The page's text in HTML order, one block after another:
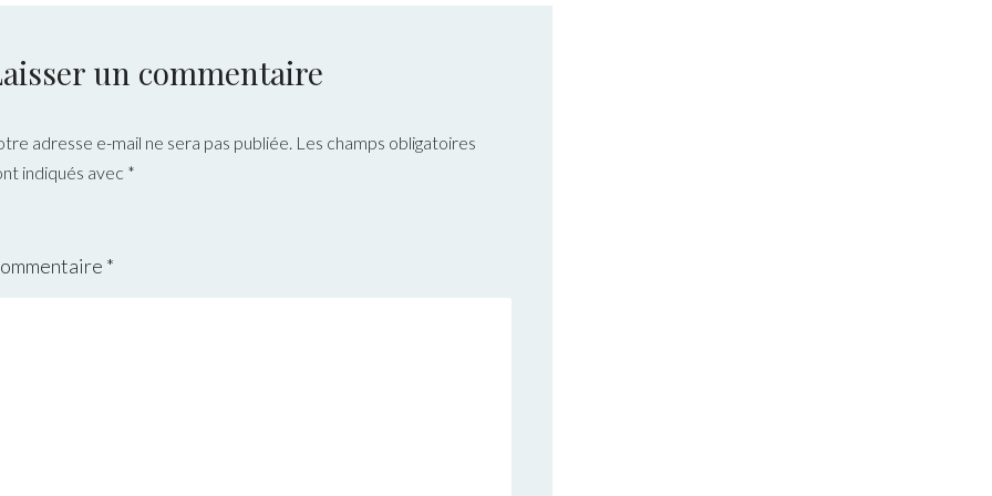
un commentaire
adresse e-mail ne sera pas publiée. Les champs obligatoires
indiqués avec *
*